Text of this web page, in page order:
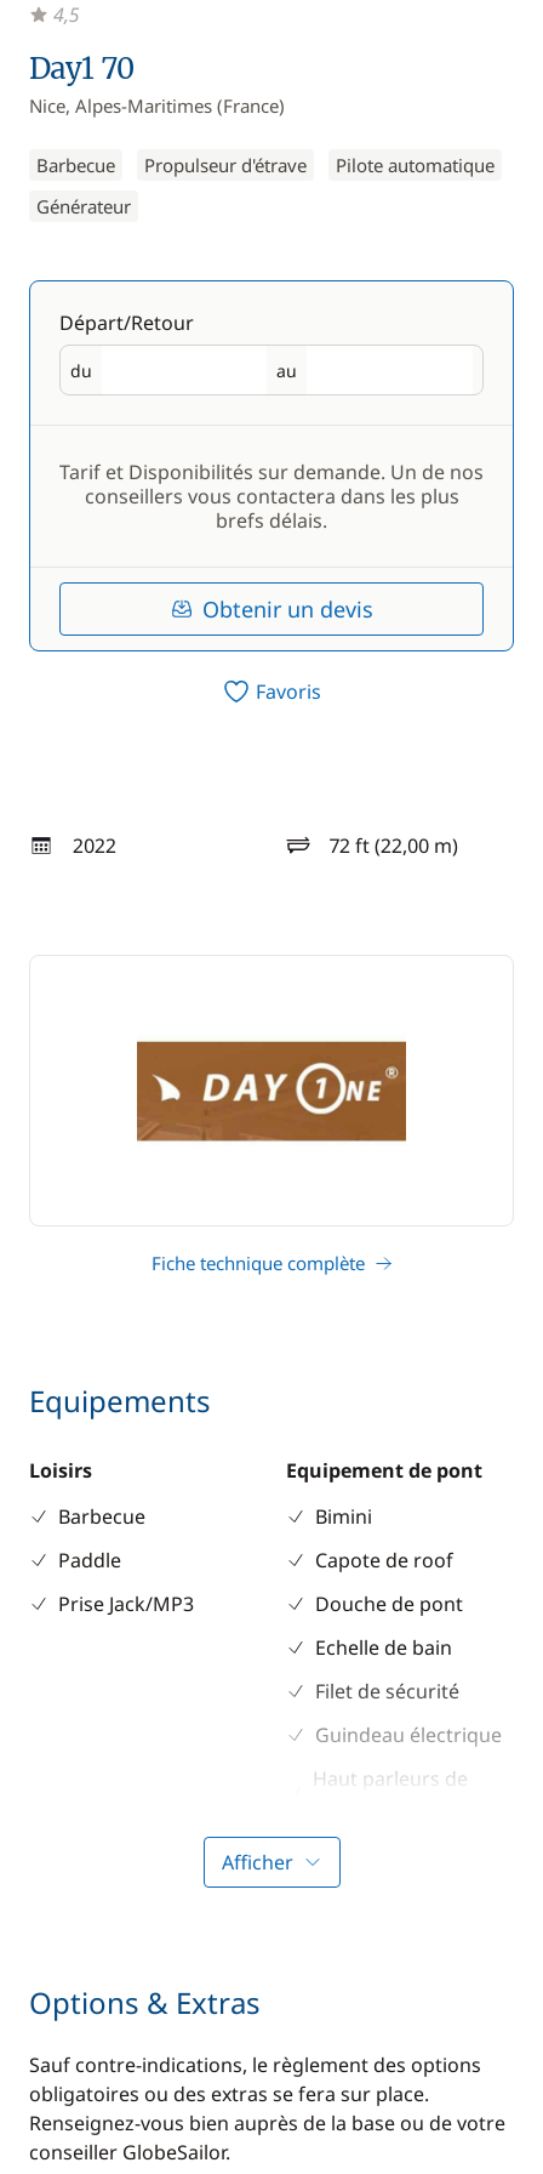
Day1 70
Nice, Alpes-Maritimes (France)
Barbecue Propulseur d'étrave
Pilote automatique
Générateur
4,5
Départ/Retour
du
Départ au
Retour
Tarif et Disponibilités sur demande. Un de nos
conseillers vous contactera dans les plus
brefs délais.
Obtenir un devis
Favoris
2022
année 72 ft (22,00 m)
longueur
Fiche technique complète
Equipements
Loisirs
Barbecue
Paddle
Prise Jack/MP3
Equipement de pont
Bimini
Capote de roof
Douche de pont
Echelle de bain
Filet de sécurité
Guindeau électrique
Haut parleurs de
Propulseur d'étrave
Taud de soleil
Winch électrique
Afficher
Options & Extras
Sauf contre-indications, le règlement des options
obligatoires ou des extras se fera sur place.
Renseignez-vous bien auprès de la base ou de votre
conseiller GlobeSailor.